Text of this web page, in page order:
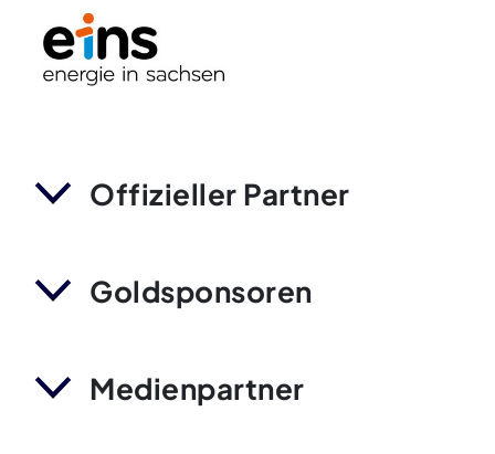
Offizieller Partner
Goldsponsoren
Medienpartner